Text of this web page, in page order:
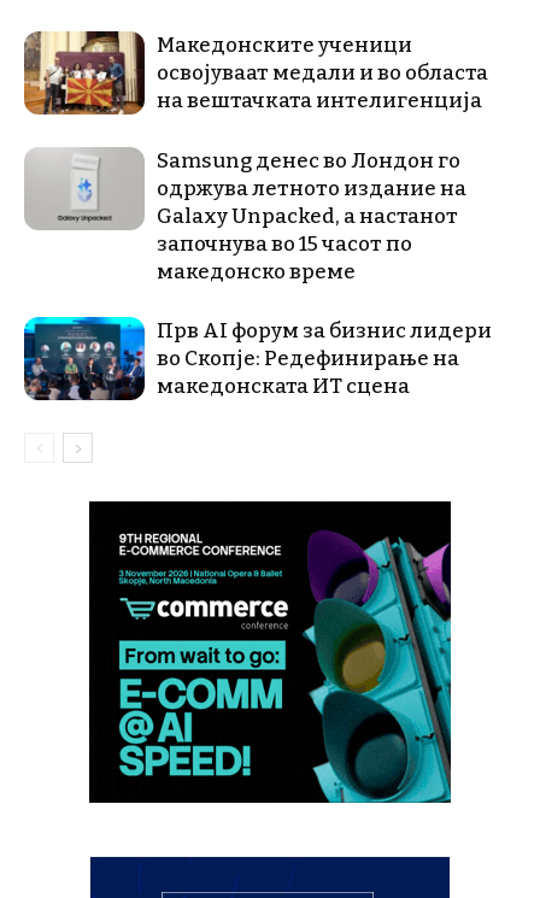
Македонските ученици
освојуваат медали и во областа
на вештачката интелигенција
Samsung денес во Лондон го
одржува летното издание на
Galaxy Unpacked, a настанот
започнува во 15 часот по
македонско време
Прв AI форум за бизнис лидери
во Скопје: Редефинирање на
македонската ИТ сцена